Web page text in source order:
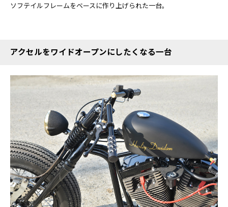
ソフテイルフレームをベースに作り上げられた一台。
アクセルをワイドオープンにしたくなる一台